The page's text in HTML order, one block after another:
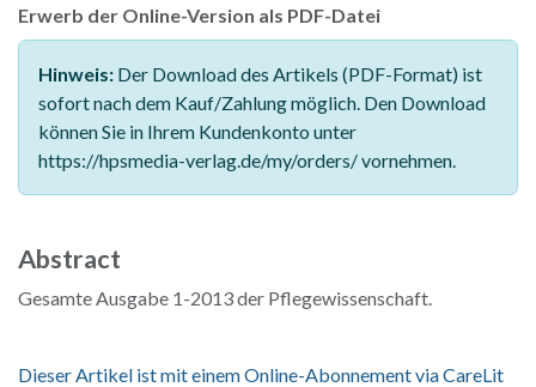
Erwerb der Online-Version als PDF-Datei
Hinweis: Der Download des Artikels (PDF-Format) ist
sofort nach dem Kauf/Zahlung möglich. Den Download
können Sie in Ihrem Kundenkonto unter
https://hpsmedia-verlag.de/my/orders/ vornehmen.
Abstract
Gesamte Ausgabe 1-2013 der Pflegewissenschaft.
Dieser Artikel ist mit einem Online-Abonnement via CareLit